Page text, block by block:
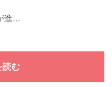
進...
読む